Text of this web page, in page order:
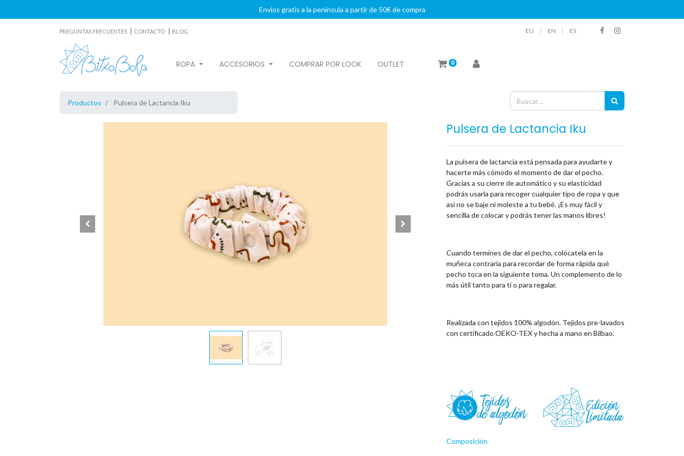
Envíos gratis a la península a partir de 50€ de compra
PREGUNTAS FRECUENTES | CONTACTO | BLOG EU EN ES
ROPA ACCESORIOS COMPRAR POR LOOK OUTLET 0
Productos Pulsera de Lactancia Iku
Pulsera de Lactancia Iku
La pulsera de lactancia está pensada para ayudarte y
hacerte más cómodo el momento de dar el pecho.
Gracias a su cierre de automático y su elasticidad
podrás usarla para recoger cualquier tipo de ropa y que
así no se baje ni moleste a tu bebé. ¡Es muy fácil y
sencilla de colocar y podrás tener las manos libres!
Cuando termines de dar el pecho, colócatela en la
muñeca contraria para recordar de forma rápida qué
pecho toca en la siguiente toma. Un complemento de lo
más útil tanto para ti o para regalar.
Realizada con tejidos 100% algodón. Tejidos pre-lavados
con certificado OEKO-TEX y hecha a mano en Bilbao.
Composición